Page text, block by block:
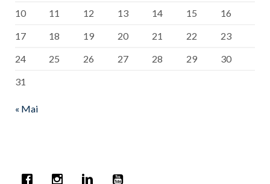
10
11 12 13 14 15
16
17
18 19 20 21 22
23
24
25 26 27 28 29
30
31
« Mai